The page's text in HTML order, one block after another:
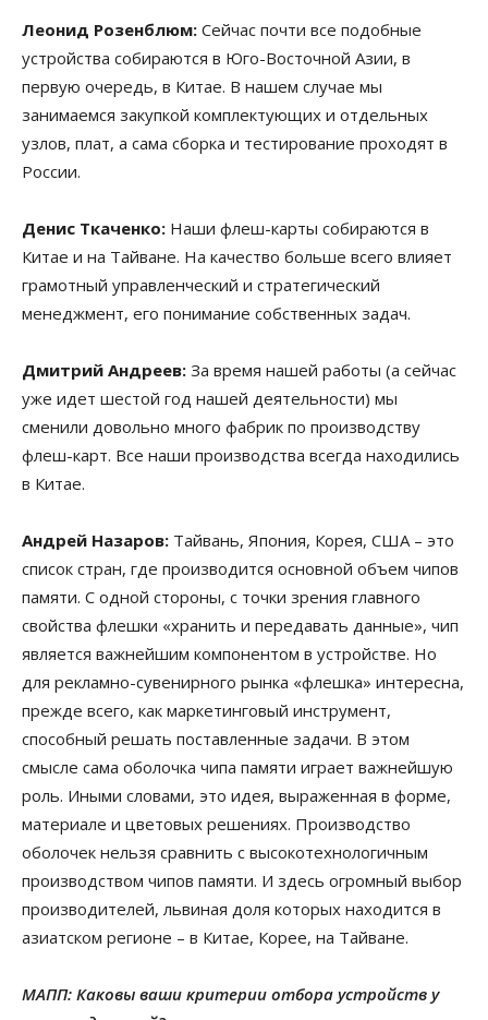
Леонид Розенблюм: Сейчас почти все подобные
устройства собираются в Юго-Восточной Азии, в
первую очередь, в Китае. В нашем случае мы
занимаемся закупкой комплектующих и отдельных
узлов, плат, а сама сборка и тестирование проходят в
России.
Денис Ткаченко: Наши флеш-карты собираются в
Китае и на Тайване. На качество больше всего влияет
грамотный управленческий и стратегический
менеджмент, его понимание собственных задач.
Дмитрий Андреев: За время нашей работы (а сейчас
уже идет шестой год нашей деятельности) мы
сменили довольно много фабрик по производству
флеш-карт. Все наши производства всегда находились
в Китае.
Андрей Назаров: Тайвань, Япония, Корея, США – это
список стран, где производится основной объем чипов
памяти. С одной стороны, с точки зрения главного
свойства флешки «хранить и передавать данные», чип
является важнейшим компонентом в устройстве. Но
для рекламно-сувенирного рынка «флешка» интересна,
прежде всего, как маркетинговый инструмент,
способный решать поставленные задачи. В этом
смысле сама оболочка чипа памяти играет важнейшую
роль. Иными словами, это идея, выраженная в форме,
материале и цветовых решениях. Производство
оболочек нельзя сравнить с высокотехнологичным
производством чипов памяти. И здесь огромный выбор
производителей, львиная доля которых находится в
азиатском регионе – в Китае, Корее, на Тайване.
МАПП: Каковы ваши критерии отбора устройств у